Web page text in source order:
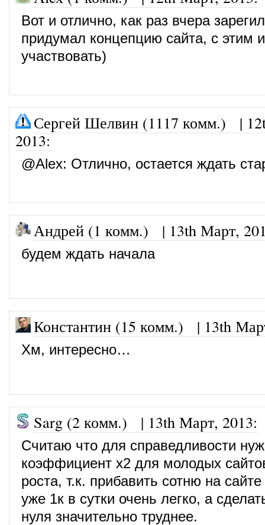
Вот и отлично, как раз вчера
придумал концепцию сайта, с этим
участвовать)
Сергей Шелвин (1117 комм.) |
2013:
@Alex: Отлично, остается ждать
Андрей (1 комм.) | 13th Март,
будем ждать начала
Константин (15 комм.) | 13th
Хм, интересно…
Sarg (2 комм.) | 13th Март, 2013:
Считаю что для справедливости
коэффициент x2 для молодых
роста, т.к. прибавить сотню на
уже 1к в сутки очень легко, а
нуля значительно труднее.